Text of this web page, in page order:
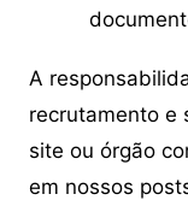
A
recrutamento e
site ou órgão
em nossos